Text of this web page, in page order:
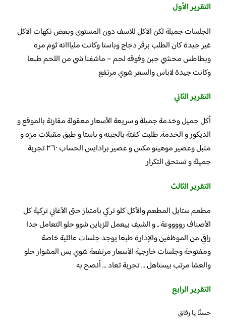
التقرير الأول
الجلسات جميلة لكن الاكل للاسف دون المستوى وبعض نكهات الاكل
غير جيدة كان الطلب برقر دجاج وباستا وكانت مليااانه ثوم مره
وبطاطس محشي جبن وفوقه لحم – ماشفنا شي من اللحم طبعا
وكانت جيدة لاباس والسعر شوي مرتفع
التقرير الثاني
أكل جميل وخدمة جميلة و سريعة الأسعار معقولة مقارنة بالموقع و
الديكور و الخدمة. طلبت كفتة بالجبنه و باستا و طبق مقبلات مزه و
متبل وعصير موهيتو مكس و عصير برادايس الحساب ٢٦٠ تجربة
جميلة و تستحق التكرار
التقرير الثالث
مطعم ستايل المطعم والأكل كلو تركي بامتياز حتى الأغاني تركية كل
الأصناف رووووعة .. و الشيف بيعمل للزباين شوو حلو التعامل جدا
راقي من الموظفين والإدارة طبعا يوجد جلسات عائلية خاصة
ومفتوحة وجلسات خارجية الأسعار مرتفعة شوي بس المشوار حلو
والعشا مرتب بيستاهل … تجربة تعاد … أنصح به
التقرير الرابع
حسنًا يا رفاق